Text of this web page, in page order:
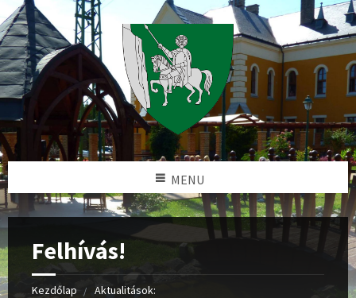
MENU
Felhívás!
Kezdőlap Aktualitások: